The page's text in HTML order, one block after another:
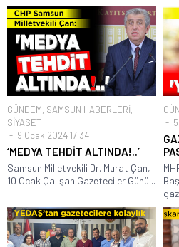
GÜNDEM, SAMSUN HABERLERİ,
SİYASET
9 Ocak 2024 17:34
‘MEDYA TEHDİT ALTINDA!..’
Samsun Milletvekili Dr. Murat Çan,
10 Ocak Çalışan Gazeteciler Günü...